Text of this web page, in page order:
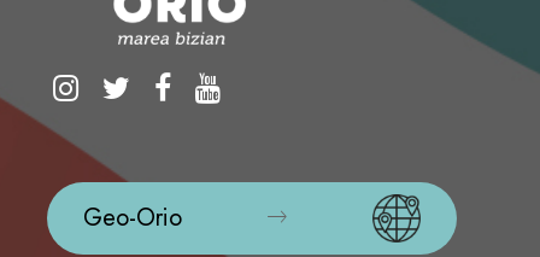
Geo-Orio